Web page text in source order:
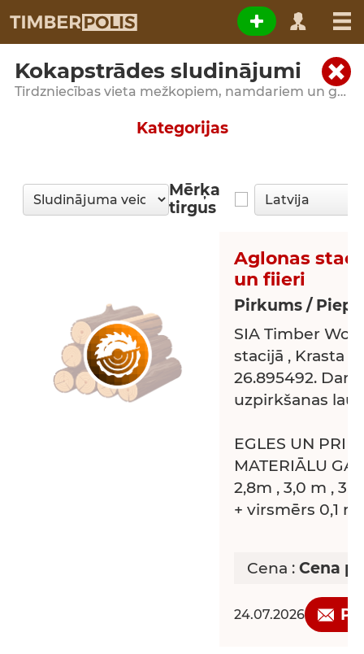
Kokapstrādes sludinājumi
Tirdzniecības vieta mežkopiem, namdariem un galdniekiem
Kategorijas
Mērķa
tirgus
Aglonas
un fiieri
Pirkums /
SIA Timber
stacijā , Krasta
26.895492.
uzpirkšanas
EGLES UN
MATERIĀLU
2,8m , 3,0 m ,
+ virsmērs 0,1 m
obligāti
sazvanoties
Samaksa 5-10
Cena : Cena
24.07.2026